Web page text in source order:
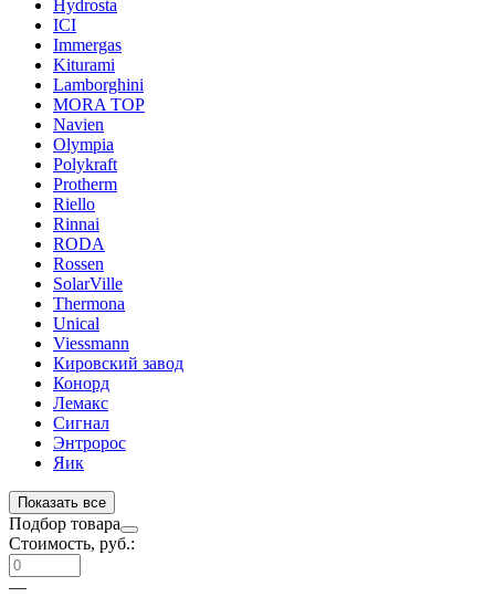
Hydrosta
ICI
Immergas
Kiturami
Lamborghini
MORA TOP
Navien
Olympia
Polykraft
Protherm
Riello
Rinnai
RODA
Rossen
SolarVille
Thermona
Unical
Viessmann
Кировский завод
Конорд
Лемакс
Сигнал
Энтророс
Яик
Показать все
Подбор товара
Стоимость, руб.:
—